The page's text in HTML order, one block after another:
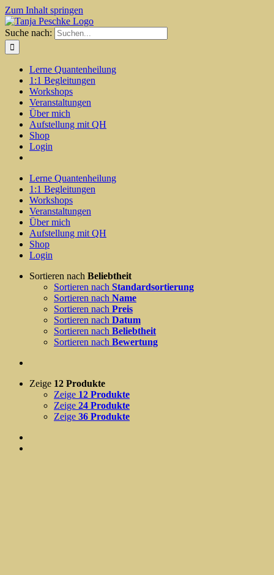
Zum Inhalt springen
Suche nach:
Lerne Quantenheilung
1:1 Begleitungen
Workshops
Veranstaltungen
Über mich
Aufstellung mit QH
Shop
Login
Lerne Quantenheilung
1:1 Begleitungen
Workshops
Veranstaltungen
Über mich
Aufstellung mit QH
Shop
Login
Sortieren nach Beliebtheit
Sortieren nach Standardsortierung
Sortieren nach Name
Sortieren nach Preis
Sortieren nach Datum
Sortieren nach Beliebtheit
Sortieren nach Bewertung
Zeige 12 Produkte
Zeige 12 Produkte
Zeige 24 Produkte
Zeige 36 Produkte